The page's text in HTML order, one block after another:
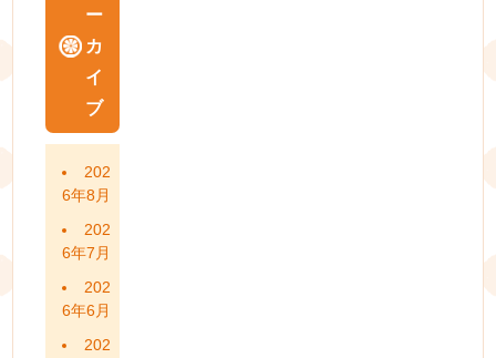
ー
カ
イ
ブ
202
6年8月
202
6年7月
202
6年6月
202